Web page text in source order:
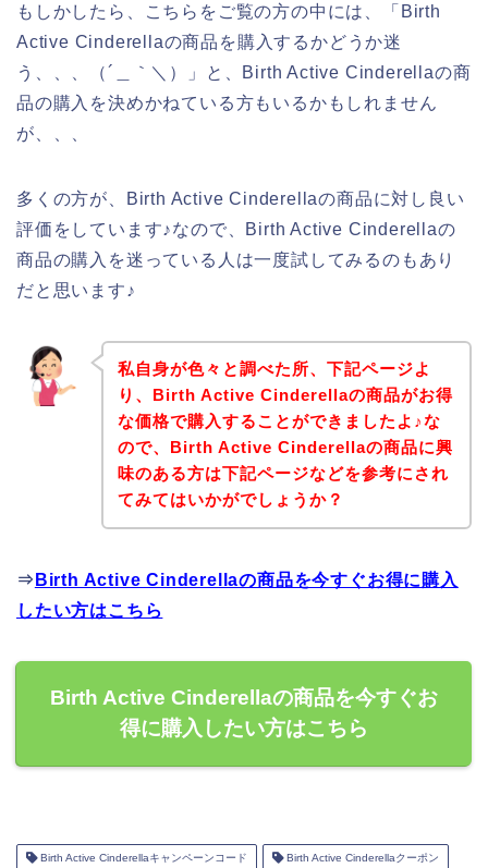
もしかしたら、こちらをご覧の方の中には、「Birth
Active Cinderellaの商品を購入するかどうか迷
う、、、（´＿｀＼）」と、Birth Active Cinderellaの商
品の購入を決めかねている方もいるかもしれません
が、、、
多くの方が、Birth Active Cinderellaの商品に対し良い
評価をしています♪なので、Birth Active Cinderellaの
商品の購入を迷っている人は一度試してみるのもあり
だと思います♪
私自身が色々と調べた所、下記ページよ
り、Birth Active Cinderellaの商品がお得
な価格で購入することができましたよ♪な
ので、Birth Active Cinderellaの商品に興
味のある方は下記ページなどを参考にされ
てみてはいかがでしょうか？
⇒ Birth Active Cinderellaの商品を今すぐお得に購入
したい方はこちら
Birth Active Cinderellaの商品を今すぐお
得に購入したい方はこちら
Birth Active Cinderellaキャンペーンコード Birth Active Cinderellaクーポン